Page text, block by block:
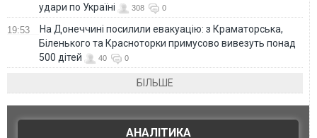
удари по Україні
308 0
19:53
На Донеччині посилили евакуацію: з Краматорська,
Біленького та Красноторки примусово вивезуть понад
500 дітей
40 0
БІЛЬШЕ
АНАЛІТИКА